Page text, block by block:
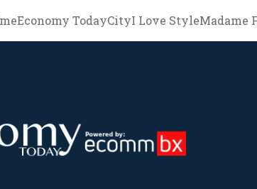
Economy TodayCityI Love StyleMadame